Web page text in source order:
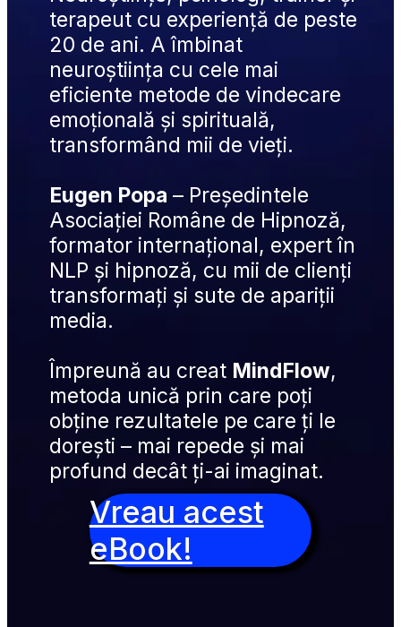
terapeut cu experiență de peste
20 de ani. A îmbinat
neuroștiința cu cele mai
eficiente metode de vindecare
emoțională și spirituală,
transformând mii de vieți.
Eugen Popa – Președintele
Asociației Române de Hipnoză,
formator internațional, expert în
NLP și hipnoză, cu mii de clienți
transformați și sute de apariții
media.
Împreună au creat MindFlow,
metoda unică prin care poți
obține rezultatele pe care ți le
dorești – mai repede și mai
profund decât ți-ai imaginat.
Vreau acest
eBook!